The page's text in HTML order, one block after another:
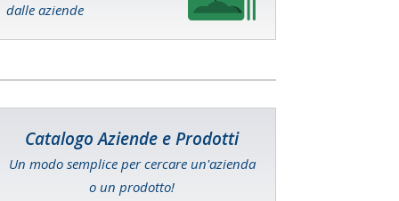
dalle aziende
Catalogo Aziende e Prodotti
Un modo semplice per cercare un'azienda
o un prodotto!